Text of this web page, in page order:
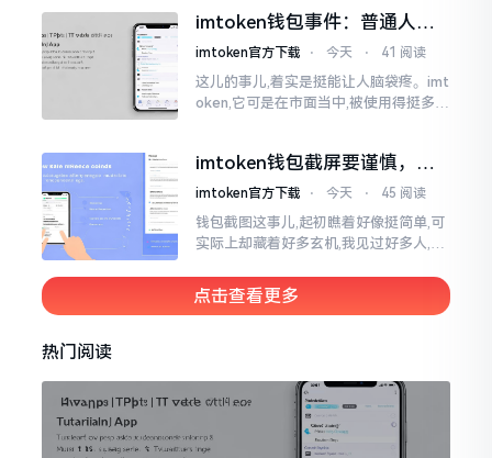
急得连连跺脚。实际上讲
imtoken钱包事件：普通人该
咋办？
imtoken官方下载 ⋅ 今天 ⋅ 41 阅读
这儿的事儿,着实是挺能让人脑袋疼。imt
oken,它可是在市面当中,被使用得挺多的
imtoken钱包截屏要谨慎，别
把隐私当儿戏
imtoken官方下载 ⋅ 今天 ⋅ 45 阅读
钱包截图这事儿,起初瞧着好像挺简单,可
实际上却藏着好多玄机,我见过好多人,总
者群聊里,结果账号被盗,资产也没了,要晓
得
点击查看更多
热门阅读